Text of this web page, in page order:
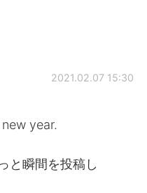
2021.02.07 15:30
year.
と瞬間を投稿し